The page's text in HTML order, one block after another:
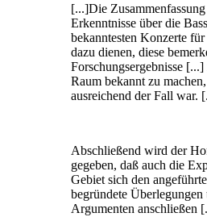
[...]Die Zusammenfassung
Erkenntnisse über die
bekanntesten Konzerte
dazu dienen, diese
Forschungsergebnisse
Raum bekannt zu
ausreichend der Fall war.
Abschließend wird der
gegeben, daß auch die
Gebiet sich den
begründete Überlegungen
Argumenten anschließen